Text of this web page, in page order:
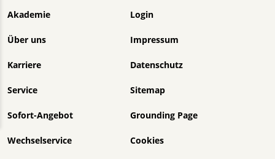
Akademie
Über uns
Karriere
Service
Sofort-Angebot
Wechselservice
Login
Impressum
Datenschutz
Sitemap
Grounding Page
Cookies